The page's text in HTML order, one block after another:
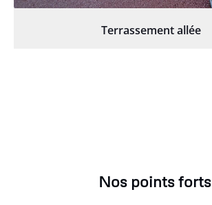
Terrassement allée
Nos points forts